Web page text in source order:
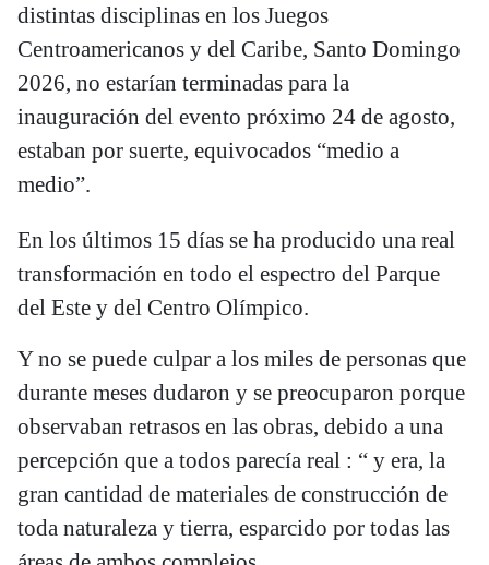
distintas disciplinas en los Juegos
Centroamericanos y del Caribe, Santo Domingo
2026, no estarían terminadas para la
inauguración del evento próximo 24 de agosto,
estaban por suerte, equivocados “medio a
medio”.
En los últimos 15 días se ha producido una real
transformación en todo el espectro del Parque
del Este y del Centro Olímpico.
Y no se puede culpar a los miles de personas que
durante meses dudaron y se preocuparon porque
observaban retrasos en las obras, debido a una
percepción que a todos parecía real : “ y era, la
gran cantidad de materiales de construcción de
toda naturaleza y tierra, esparcido por todas las